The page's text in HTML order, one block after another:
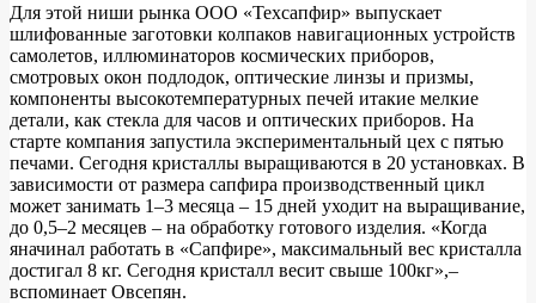
Для этой ниши рынка ООО «Техсапфир» выпускает
шлифованные заготовки колпаков навигационных устройств
самолетов, иллюминаторов космических приборов,
смотровых окон подлодок, оптические линзы и призмы,
компоненты высокотемпературных печей итакие мелкие
детали, как стекла для часов и оптических приборов. На
старте компания запустила экспериментальный цех с пятью
печами. Сегодня кристаллы выращиваются в 20 установках. В
зависимости от размера сапфира производственный цикл
может занимать 1–3 месяца – 15 дней уходит на выращивание,
до 0,5–2 месяцев – на обработку готового изделия. «Когда
яначинал работать в «Сапфире», максимальный вес кристалла
достигал 8 кг. Сегодня кристалл весит свыше 100кг»,–
вспоминает Овсепян.